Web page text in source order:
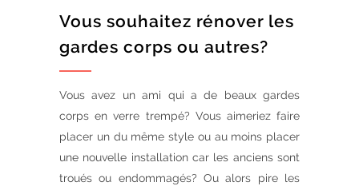
Vous souhaitez rénover les
gardes corps ou autres?
Vous avez un ami qui a de beaux gardes
corps en verre trempé? Vous aimeriez faire
placer un du même style ou au moins placer
une nouvelle installation car les anciens sont
troués ou endommagés? Ou alors pire les